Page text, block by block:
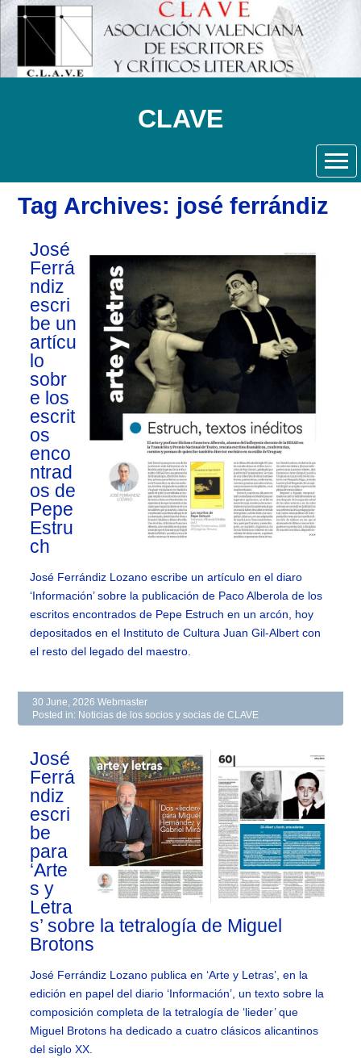
CLAVE
Tag Archives: josé ferrándiz
José
Ferrá
ndiz
escri
be un
artícu
lo
sobr
e los
escrit
os
enco
ntrad
os de
Pepe
Estru
ch
José Ferrándiz Lozano escribe un artículo en el diaro
‘Información’ sobre la publicación de Paco Alberola de los
escritos encontrados de Pepe Estruch en un arcón, hoy
depositados en el Instituto de Cultura Juan Gil-Albert con
el resto del legado del maestro.
30 June, 2026 Webmaster
Posted in: Noticias de los socios y socias de CLAVE
José
Ferrá
ndiz
escri
be
para
‘Arte
s y
Letra
s’ sobre la tetralogía de Miguel
Brotons
José Ferrándiz Lozano publica en ‘Arte y Letras’, en la
edición en papel del diario ‘Información’, un texto sobre la
composición completa de la tetralogía de ‘lieder’ que
Miguel Brotons ha dedicado a cuatro clásicos alicantinos
del siglo XX.